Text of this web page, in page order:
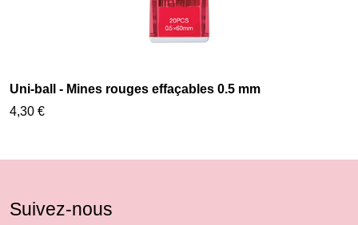
Uni-ball - Mines rouges effaçables 0.5 mm
4,30 €
Suivez-nous